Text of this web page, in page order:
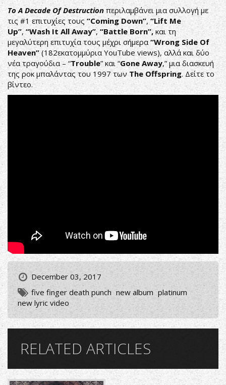
Το A Decade Of Destruction περιλαμβάνει μια συλλογή με
τις #1 επιτυχίες τους “Coming Down”, “Lift Me
Up”, “Wash It All Away”,“Battle Born”, και τη
μεγαλύτερη επιτυχία τους μέχρι σήμερα“Wrong Side Of
Heaven”(182εκατομμύρια YouTube views), αλλά και δύο
νέα τραγούδια – “Trouble” και “Gone Away,” μια διασκευή
της ροκ μπαλάντας του 1997 των The Offspring. Δείτε το
βίντεο.
December 03, 2017
five finger death punch new album platinum
new lyric video
RELATED ARTICLES